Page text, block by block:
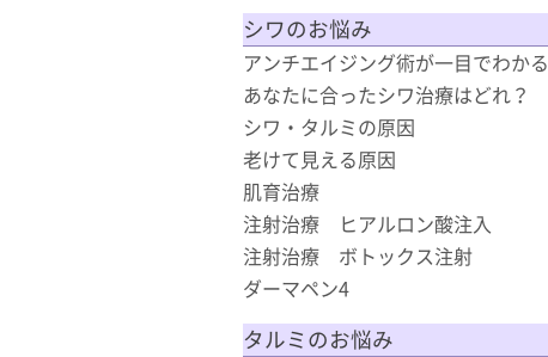
シワのお悩み
アンチエイジング術が一目でわかる
あなたに合ったシワ治療はどれ？
シワ・タルミの原因
老けて見える原因
肌育治療
注射治療 ヒアルロン酸注入
注射治療 ボトックス注射
ダーマペン4
タルミのお悩み